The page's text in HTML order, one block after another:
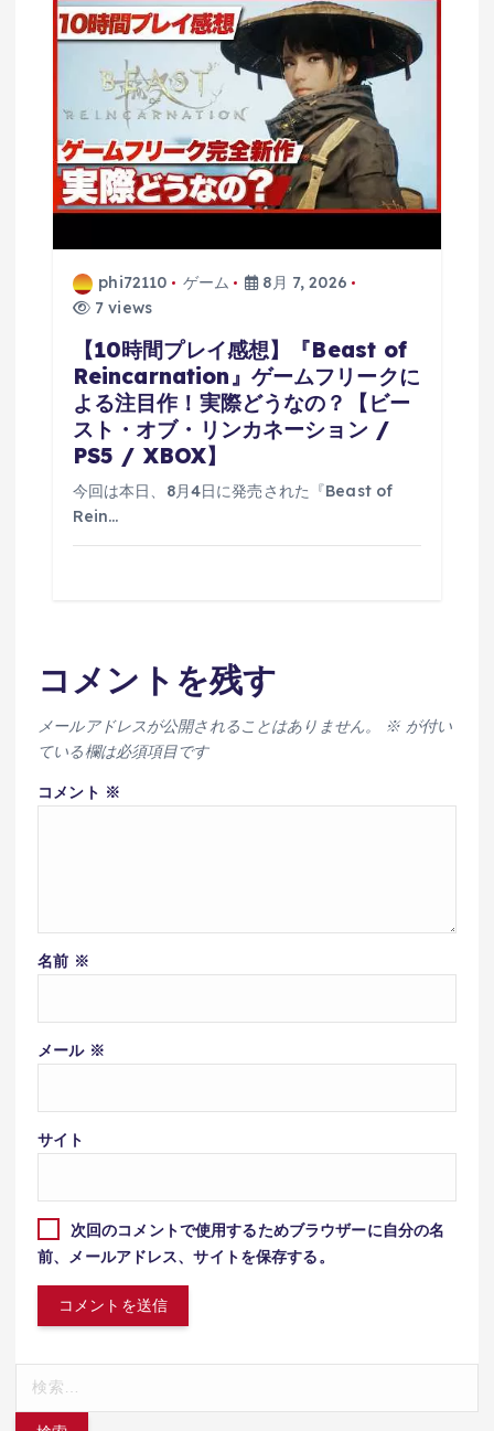
phi72110 ゲーム
8月 7, 2026
7 views
【10時間プレイ感想】『Beast of
Reincarnation』ゲームフリークに
よる注目作！実際どうなの？【ビー
スト・オブ・リンカネーション /
PS5 / XBOX】
今回は本日、8月4日に発売された『Beast of
Rein…
コメントを残す
メールアドレスが公開されることはありません。 ※が付い
ている欄は必須項目です
コメント ※
名前 ※
メール ※
サイト
次回のコメントで使用するためブラウザーに自分の名
前、メールアドレス、サイトを保存する。